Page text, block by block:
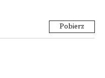
Pobierz